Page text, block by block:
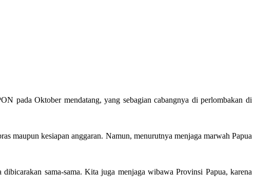
pada Oktober mendatang, yang sebagian cabangnya di perlombakan di
maupun kesiapan anggaran. Namun, menurutnya menjaga marwah Papua
sama-sama. Kita juga menjaga wibawa Provinsi Papua, karena